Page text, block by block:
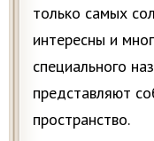
только самых
интересны и
специального
представляют
пространство.